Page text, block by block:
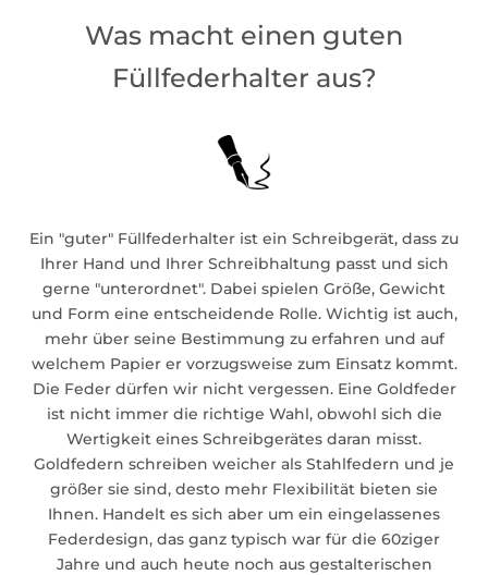
Was macht einen guten
Füllfederhalter aus?
Ein "guter" Füllfederhalter ist ein Schreibgerät, dass zu
Ihrer Hand und Ihrer Schreibhaltung passt und sich
gerne "unterordnet". Dabei spielen Größe, Gewicht
und Form eine entscheidende Rolle. Wichtig ist auch,
mehr über seine Bestimmung zu erfahren und auf
welchem Papier er vorzugsweise zum Einsatz kommt.
Die Feder dürfen wir nicht vergessen. Eine Goldfeder
ist nicht immer die richtige Wahl, obwohl sich die
Wertigkeit eines Schreibgerätes daran misst.
Goldfedern schreiben weicher als Stahlfedern und je
größer sie sind, desto mehr Flexibilität bieten sie
Ihnen. Handelt es sich aber um ein eingelassenes
Federdesign, das ganz typisch war für die 60ziger
Jahre und auch heute noch aus gestalterischen